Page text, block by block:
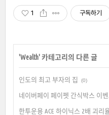
1 구독하기
'Wealth' 카테고리의 다른 글
인도의 최고 부자의 집 (0)
네이버페이 페이펫 간식박스 이벤
한투운용 ACE 하이닉스 2배 괴리